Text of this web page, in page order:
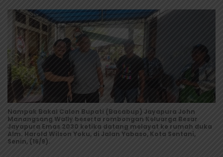
Nampak Bakal Calon Bupati (Bacabup) Jayapura John
Manangsang Wally beserta rombongan Keluarga Besar
Jayapura Emas 2030 ketika datang melayat ke rumah duka
Alm. Harold Wilson Yoku, di Jalan Yabaso, Kota Sentani,
Senin, (16/9).